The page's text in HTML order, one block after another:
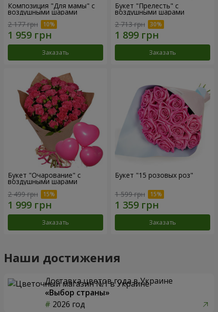
Композиция "Для мамы" с
воздушными шарами
2 177 грн
Заказать
Букет "Прелесть" с
воздушными шарами
2 713 грн
Заказать
Букет "Очарование" с
воздушными шарами
2 499 грн
Заказать
Букет "15 розовых роз"
1 599 грн
Заказать
Наши достижения
Доставка цветов года в Украине
«Выбор страны»
2026 год